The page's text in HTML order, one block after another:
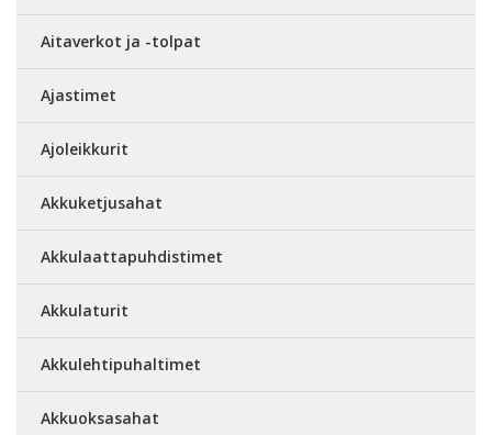
Aitaverkot ja -tolpat
Ajastimet
Ajoleikkurit
Akkuketjusahat
Akkulaattapuhdistimet
Akkulaturit
Akkulehtipuhaltimet
Akkuoksasahat